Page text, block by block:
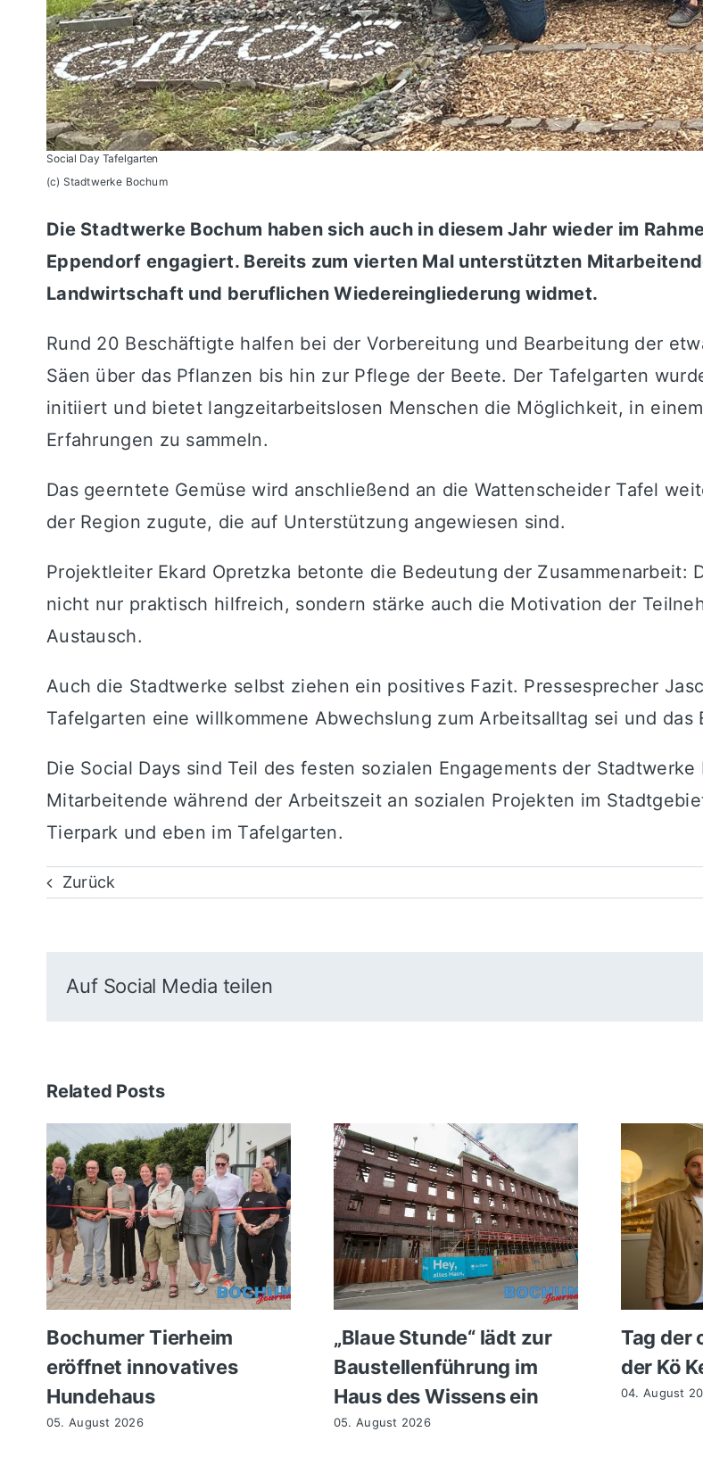
Social Day Tafelgarten
(c) Stadtwerke Bochum
Die Stadtwerke Bochum haben sich auch in diesem Jahr wieder im
Eppendorf engagiert. Bereits zum vierten Mal unterstützten
Landwirtschaft und beruflichen Wiedereingliederung widmet.
Rund 20 Beschäftigte halfen bei der Vorbereitung und Bearbeitung der
Säen über das Pflanzen bis hin zur Pflege der Beete. Der Tafelgarten
initiiert und bietet langzeitarbeitslosen Menschen die Möglichkeit, in
Erfahrungen zu sammeln.
Das geerntete Gemüse wird anschließend an die Wattenscheider Tafel
der Region zugute, die auf Unterstützung angewiesen sind.
Projektleiter Ekard Opretzka betonte die Bedeutung der Zusammenarbeit:
nicht nur praktisch hilfreich, sondern stärke auch die Motivation der
Austausch.
Auch die Stadtwerke selbst ziehen ein positives Fazit. Pressesprecher
Tafelgarten eine willkommene Abwechslung zum Arbeitsalltag sei und
Die Social Days sind Teil des festen sozialen Engagements der
Mitarbeitende während der Arbeitszeit an sozialen Projekten im
Tierpark und eben im Tafelgarten.
Zurück
Auf Social Media teilen
Related Posts
Bochumer Tierheim
eröffnet innovatives
Hundehaus
05. August 2026
„Blaue Stunde“ lädt zur
Baustellenführung im
Haus des Wissens ein
05. August 2026
Tag der
der Kö
04. August